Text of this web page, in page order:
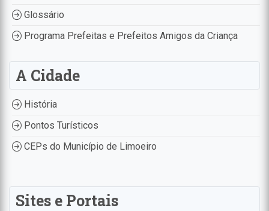
Glossário
Programa Prefeitas e Prefeitos Amigos da Criança
A Cidade
História
Pontos Turísticos
CEPs do Município de Limoeiro
Sites e Portais